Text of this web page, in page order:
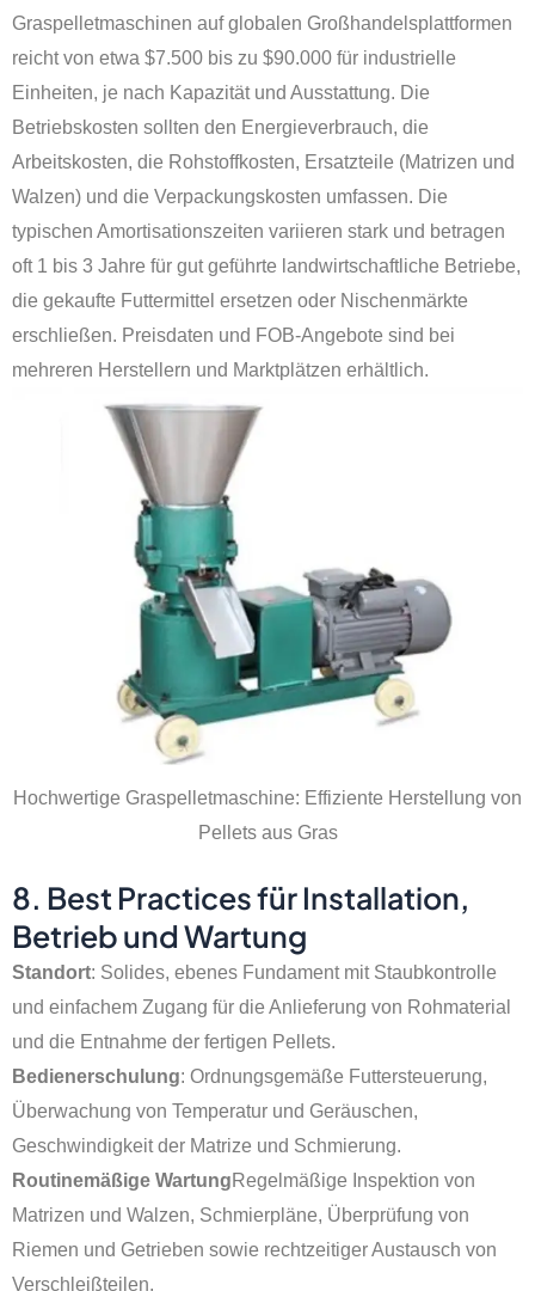
Graspelletmaschinen auf globalen Großhandelsplattformen
reicht von etwa $7.500 bis zu $90.000 für industrielle
Einheiten, je nach Kapazität und Ausstattung. Die
Betriebskosten sollten den Energieverbrauch, die
Arbeitskosten, die Rohstoffkosten, Ersatzteile (Matrizen und
Walzen) und die Verpackungskosten umfassen. Die
typischen Amortisationszeiten variieren stark und betragen
oft 1 bis 3 Jahre für gut geführte landwirtschaftliche Betriebe,
die gekaufte Futtermittel ersetzen oder Nischenmärkte
erschließen. Preisdaten und FOB-Angebote sind bei
mehreren Herstellern und Marktplätzen erhältlich.
Hochwertige Graspelletmaschine: Effiziente Herstellung von
Pellets aus Gras
8. Best Practices für Installation,
Betrieb und Wartung
Standort: Solides, ebenes Fundament mit Staubkontrolle
und einfachem Zugang für die Anlieferung von Rohmaterial
und die Entnahme der fertigen Pellets.
Bedienerschulung: Ordnungsgemäße Futtersteuerung,
Überwachung von Temperatur und Geräuschen,
Geschwindigkeit der Matrize und Schmierung.
Routinemäßige WartungRegelmäßige Inspektion von
Matrizen und Walzen, Schmierpläne, Überprüfung von
Riemen und Getrieben sowie rechtzeitiger Austausch von
Verschleißteilen.